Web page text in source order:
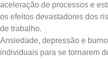
aceleração de processos e
os efeitos devastadores dos
de trabalho.
Ansiedade, depressão e
individuais para se tornarem